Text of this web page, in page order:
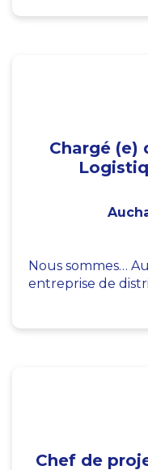
Chargé (e)
Nous sommes…
entreprise de
Chef de